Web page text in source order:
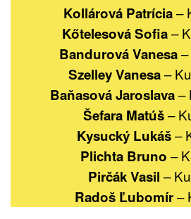
Kollárová Patrícia–
Kőtelesová Sofia–
Bandurová Vanesa–
Szelley Vanesa–
Baňasová Jaroslava–
Šefara Matúš–
Kysucký Lukáš–
Plichta Bruno –
Pirčák Vasil –
Radoš Ľubomír–